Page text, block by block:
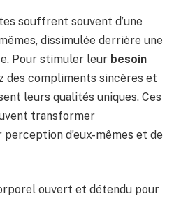
souffrent souvent d’une
dissimulée derrière une
Pour stimuler leur besoin
des compliments sincères et
leurs qualités uniques. Ces
transformer
d’eux-mêmes et de
ouvert et détendu pour